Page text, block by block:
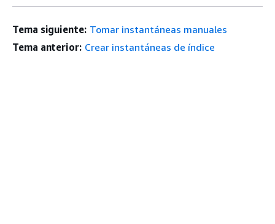
Tema siguiente: Tomar instantáneas manuales
Tema anterior: Crear instantáneas de índice